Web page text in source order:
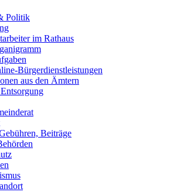
Politik
im Rathaus
Bürgerdienstleistungen
aus den Ämtern
Beiträge